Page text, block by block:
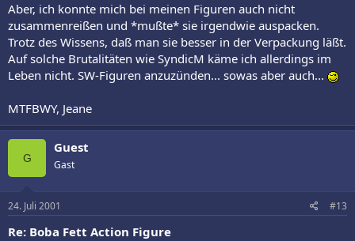
Aber, ich konnte mich bei meinen Figuren auch nicht
zusammenreißen und *mußte* sie irgendwie auspacken.
Trotz des Wissens, daß man sie besser in der Verpackung läßt.
Auf solche Brutalitäten wie SyndicM käme ich allerdings im
Leben nicht. SW-Figuren anzuzünden... sowas aber auch...
MTFBWY, Jeane
G
Guest
Gast
24. Juli 2001 #13
Re: Boba Fett Action Figure